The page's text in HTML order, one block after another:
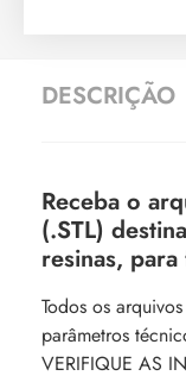
DESCRIÇÃO
Receba o
(.STL)
resinas,
Todos os
parâmetros
VERIFIQUE AS